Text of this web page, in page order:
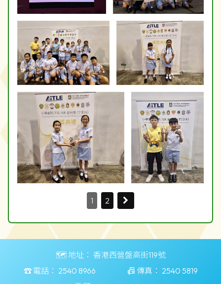
1 2
🗺️ 地址： 香港西營盤高街119號
☎️ 電話： 2540 8966 📠 傳真： 2540 5819